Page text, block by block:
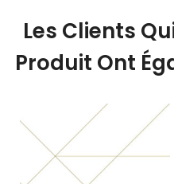
Les Clients
Produit Ont